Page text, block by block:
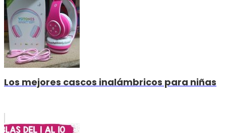
Los mejores cascos inalámbricos para niñas